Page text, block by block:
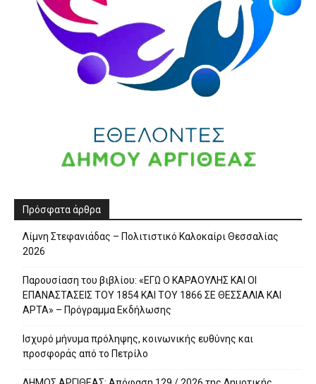
Πρόσφατα άρθρα
Λίμνη Στεφανιάδας – Πολιτιστικό Καλοκαίρι Θεσσαλίας
2026
Παρουσίαση του βιβλίου: «ΕΓΩ Ο ΚΑΡΑΟΥΛΗΣ ΚΑΙ ΟΙ
ΕΠΑΝΑΣΤΑΣΕΙΣ ΤΟΥ 1854 ΚΑΙ ΤΟΥ 1866 ΣΕ ΘΕΣΣΑΛΙΑ ΚΑΙ
ΑΡΤΑ» – Πρόγραμμα Εκδήλωσης
Ισχυρό μήνυμα πρόληψης, κοινωνικής ευθύνης και
προσφοράς από το Πετρίλο